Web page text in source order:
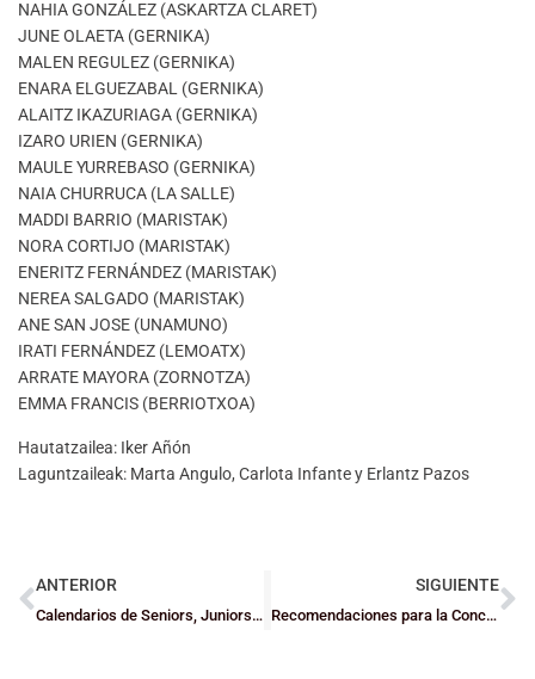
NAHIA GONZÁLEZ (ASKARTZA CLARET)
JUNE OLAETA (GERNIKA)
MALEN REGULEZ (GERNIKA)
ENARA ELGUEZABAL (GERNIKA)
ALAITZ IKAZURIAGA (GERNIKA)
IZARO URIEN (GERNIKA)
MAULE YURREBASO (GERNIKA)
NAIA CHURRUCA (LA SALLE)
MADDI BARRIO (MARISTAK)
NORA CORTIJO (MARISTAK)
ENERITZ FERNÁNDEZ (MARISTAK)
NEREA SALGADO (MARISTAK)
ANE SAN JOSE (UNAMUNO)
IRATI FERNÁNDEZ (LEMOATX)
ARRATE MAYORA (ZORNOTZA)
EMMA FRANCIS (BERRIOTXOA)
Hautatzailea: Iker Añón
Laguntzaileak: Marta Angulo, Carlota Infante y Erlantz Pazos
ANTERIOR
Calendarios de Seniors, Juniors y Cadetes federados para la temporada 24/25
SIGUIENTE
Recomendaciones para la Concentración de las Preselecciones de Bizkaia Cadete e Infantil Masculina en el Atalaia Claret 2024